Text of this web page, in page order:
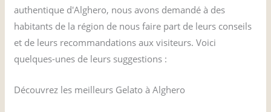
authentique d'Alghero, nous avons demandé à des
habitants de la région de nous faire part de leurs conseils
et de leurs recommandations aux visiteurs. Voici
quelques-unes de leurs suggestions :
Découvrez les meilleurs Gelato à Alghero